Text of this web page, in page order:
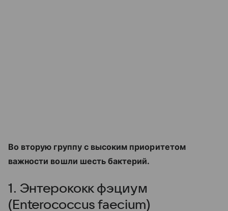
Во вторую группу с высоким приоритетом
важности вошли шесть бактерий.
1. Энтерококк фэциум
(Enterococcus faecium)